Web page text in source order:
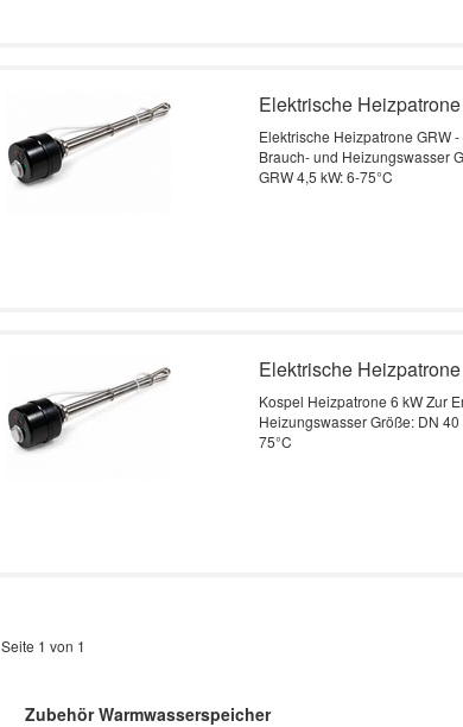
Elektrische
Elektrische Heizpatrone GRW
Brauch- und Heizungswasser
GRW 4,5 kW: 6-75°C
Elektrische
Kospel Heizpatrone 6 kW Zur
Heizungswasser Größe: DN
75°C
Seite 1 von 1
Zubehör Warmwasserspeicher